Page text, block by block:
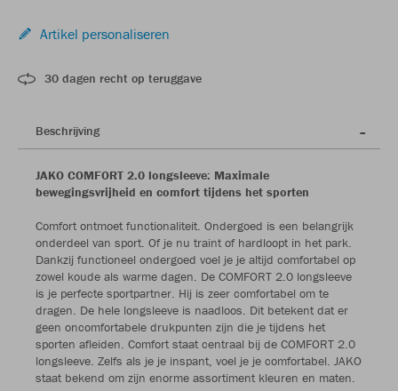
Artikel personaliseren
30 dagen recht op teruggave
Beschrijving
JAKO COMFORT 2.0 longsleeve: Maximale
bewegingsvrijheid en comfort tijdens het sporten
Comfort ontmoet functionaliteit. Ondergoed is een belangrijk
onderdeel van sport. Of je nu traint of hardloopt in het park.
Dankzij functioneel ondergoed voel je je altijd comfortabel op
zowel koude als warme dagen. De COMFORT 2.0 longsleeve
is je perfecte sportpartner. Hij is zeer comfortabel om te
dragen. De hele longsleeve is naadloos. Dit betekent dat er
geen oncomfortabele drukpunten zijn die je tijdens het
sporten afleiden. Comfort staat centraal bij de COMFORT 2.0
longsleeve. Zelfs als je je inspant, voel je je comfortabel. JAKO
staat bekend om zijn enorme assortiment kleuren en maten.